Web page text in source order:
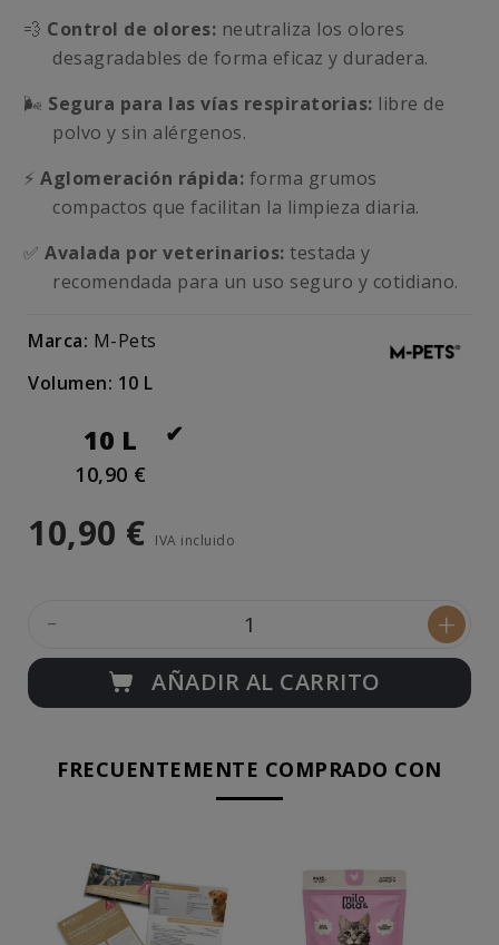
💨 Control de olores: neutraliza los olores
desagradables de forma eficaz y duradera.
🌬️ Segura para las vías respiratorias: libre de
polvo y sin alérgenos.
⚡ Aglomeración rápida: forma grumos
compactos que facilitan la limpieza diaria.
✅ Avalada por veterinarios: testada y
recomendada para un uso seguro y cotidiano.
Marca: M-Pets
Volumen: 10 L
10 L
10,90 €
10,90 € IVA incluido
- +
AÑADIR AL CARRITO
FRECUENTEMENTE COMPRADO CON